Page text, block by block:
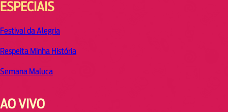
ESPECIAIS
Festival da Alegria
Respeita Minha História
Semana Maluca
AO VIVO